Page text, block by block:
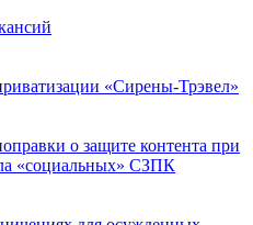
«Сирены-Трэвел»
о защите контента при
«социальных» СЗПК